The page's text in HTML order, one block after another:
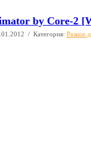
by Core-2
/ Категория: Разное